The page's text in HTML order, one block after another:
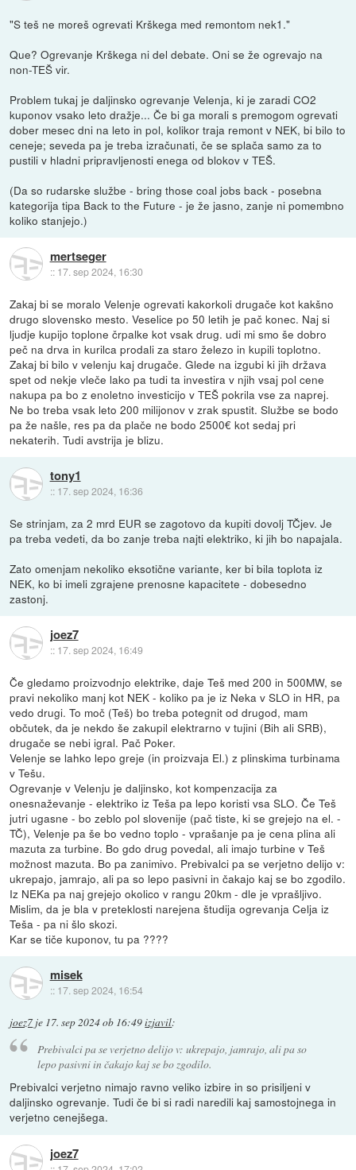
"S teš ne moreš ogrevati Krškega med remontom nek1."
Que? Ogrevanje Krškega ni del debate. Oni se že ogrevajo na
non-TEŠ vir.
Problem tukaj je daljinsko ogrevanje Velenja, ki je zaradi CO2
kuponov vsako leto dražje... Če bi ga morali s premogom ogrevati
dober mesec dni na leto in pol, kolikor traja remont v NEK, bi bilo to
ceneje; seveda pa je treba izračunati, če se splača samo za to
pustili v hladni pripravljenosti enega od blokov v TEŠ.
(Da so rudarske službe - bring those coal jobs back - posebna
kategorija tipa Back to the Future - je že jasno, zanje ni pomembno
koliko stanjejo.)
mertseger
:: 17. sep 2024, 16:30
Zakaj bi se moralo Velenje ogrevati kakorkoli drugače kot kakšno
drugo slovensko mesto. Veselice po 50 letih je pač konec. Naj si
ljudje kupijo toplone črpalke kot vsak drug. udi mi smo še dobro
peč na drva in kurilca prodali za staro železo in kupili toplotno.
Zakaj bi bilo v velenju kaj drugače. Glede na izgubi ki jih država
spet od nekje vleče lako pa tudi ta investira v njih vsaj pol cene
nakupa pa bo z enoletno investicijo v TEŠ pokrila vse za naprej.
Ne bo treba vsak leto 200 milijonov v zrak spustit. Službe se bodo
pa že našle, res pa da plače ne bodo 2500€ kot sedaj pri
nekaterih. Tudi avstrija je blizu.
tony1
:: 17. sep 2024, 16:36
Se strinjam, za 2 mrd EUR se zagotovo da kupiti dovolj TČjev. Je
pa treba vedeti, da bo zanje treba najti elektriko, ki jih bo napajala.
Zato omenjam nekoliko eksotične variante, ker bi bila toplota iz
NEK, ko bi imeli zgrajene prenosne kapacitete - dobesedno
zastonj.
joez7
:: 17. sep 2024, 16:49
Če gledamo proizvodnjo elektrike, daje Teš med 200 in 500MW, se
pravi nekoliko manj kot NEK - koliko pa je iz Neka v SLO in HR, pa
vedo drugi. To moč (Teš) bo treba potegnit od drugod, mam
občutek, da je nekdo še zakupil elektrarno v tujini (Bih ali SRB),
drugače se nebi igral. Pač Poker.
Velenje se lahko lepo greje (in proizvaja El.) z plinskima turbinama
v Tešu.
Ogrevanje v Velenju je daljinsko, kot kompenzacija za
onesnaževanje - elektriko iz Teša pa lepo koristi vsa SLO. Če Teš
jutri ugasne - bo zeblo pol slovenije (pač tiste, ki se grejejo na el. -
TČ), Velenje pa še bo vedno toplo - vprašanje pa je cena plina ali
mazuta za turbine. Bo gdo drug povedal, ali imajo turbine v Teš
možnost mazuta. Bo pa zanimivo. Prebivalci pa se verjetno delijo v:
ukrepajo, jamrajo, ali pa so lepo pasivni in čakajo kaj se bo zgodilo.
Iz NEKa pa naj grejejo okolico v rangu 20km - dle je vprašljivo.
Mislim, da je bla v preteklosti narejena študija ogrevanja Celja iz
Teša - pa ni šlo skozi.
Kar se tiče kuponov, tu pa ????
misek
:: 17. sep 2024, 16:54
joez7 je 17. sep 2024 ob 16:49izjavil:
Prebivalci pa se verjetno delijo v: ukrepajo, jamrajo, ali pa so
lepo pasivni in čakajo kaj se bo zgodilo.
Prebivalci verjetno nimajo ravno veliko izbire in so prisiljeni v
daljinsko ogrevanje. Tudi če bi si radi naredili kaj samostojnega in
verjetno cenejšega.
joez7